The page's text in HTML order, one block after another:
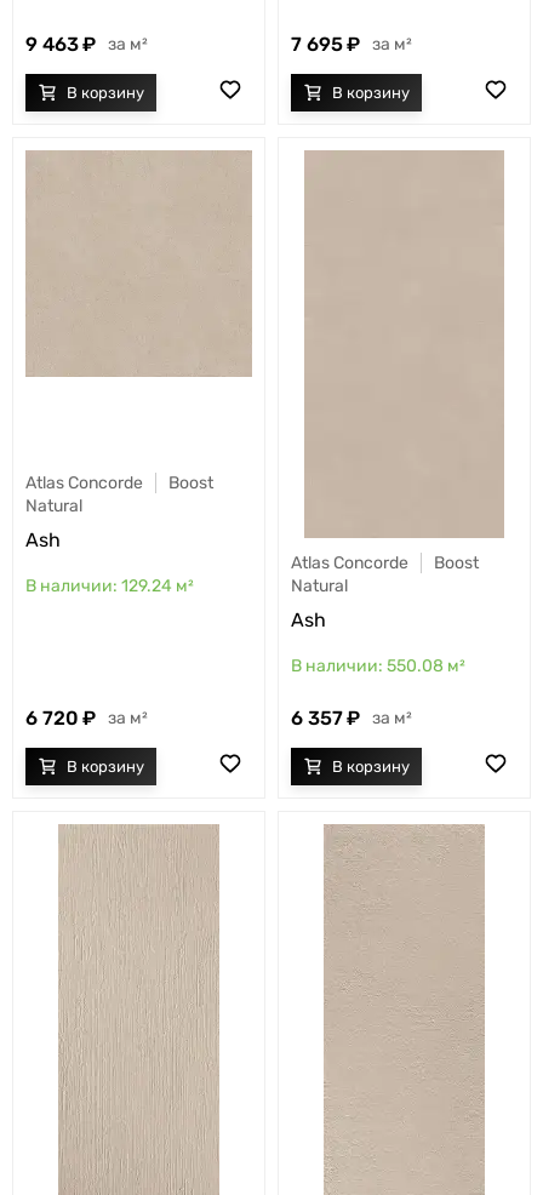
9 463 м² 7 695 м²
Atlas Concorde
Boost
Natural
Ash
129.24 м²
6 720 м²
Atlas Concorde
Boost
Natural
Ash
550.08 м²
6 357 м²